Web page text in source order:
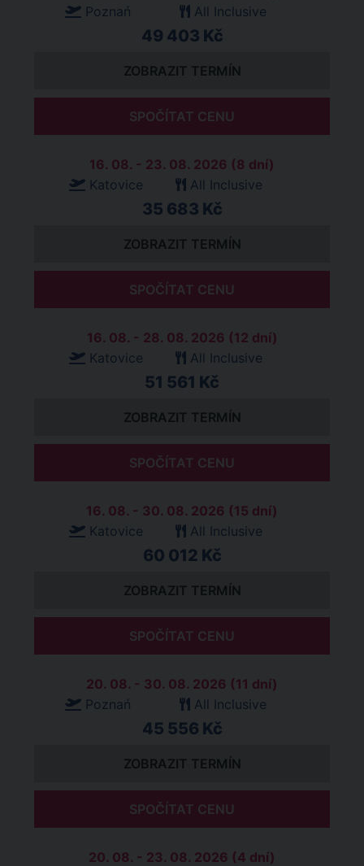
Poznań
All Inclusive
49 403 Kč
ZOBRAZIT TERMÍN
SPOČÍTAT CENU
16. 08. - 23. 08. 2026 (8 dní)
Katovice
All Inclusive
35 683 Kč
ZOBRAZIT TERMÍN
SPOČÍTAT CENU
16. 08. - 28. 08. 2026 (12 dní)
Katovice
All Inclusive
51 561 Kč
ZOBRAZIT TERMÍN
SPOČÍTAT CENU
16. 08. - 30. 08. 2026 (15 dní)
Katovice
All Inclusive
60 012 Kč
ZOBRAZIT TERMÍN
SPOČÍTAT CENU
20. 08. - 30. 08. 2026 (11 dní)
Poznań
All Inclusive
45 556 Kč
ZOBRAZIT TERMÍN
SPOČÍTAT CENU
20. 08. - 23. 08. 2026 (4 dní)